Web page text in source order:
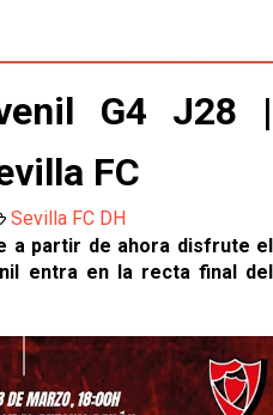
de LaLiga
ya es un paso adelante
hasta cinco fichajes
para firmar su nuevo
G4 J28 |
FC
Sevilla FC DH
a partir de ahora disfrute el
entra en la recta final del